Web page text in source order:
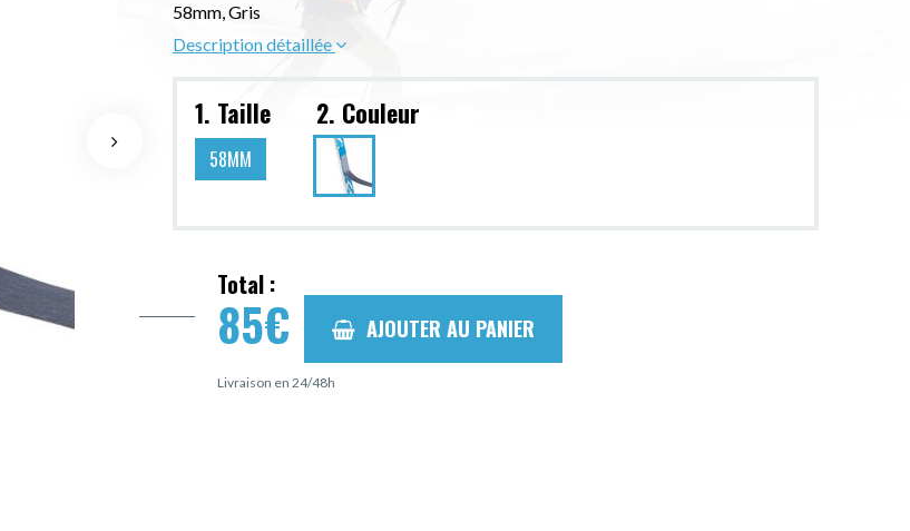
58mm, Gris
Description détaillée
1. Taille
58MM
2. Couleur
Total :
85€ AJOUTER AU PANIER
Livraison en 24/48h